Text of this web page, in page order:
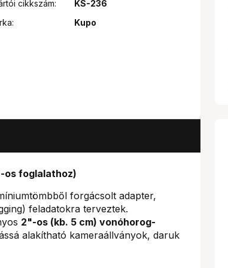
cikkszám:
KS-236
Kupo
os foglalathoz)
forgácsolt adapter,
feladatokra terveztek.
2"-os (kb. 5 cm) vonóhorog-
alakítható kameraállványok, daruk